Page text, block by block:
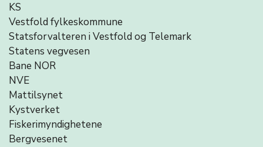
KS
Vestfold fylkeskommune
Statsforvalteren i Vestfold og Telemark
Statens vegvesen
Bane NOR
NVE
Mattilsynet
Kystverket
Fiskerimyndighetene
Bergvesenet